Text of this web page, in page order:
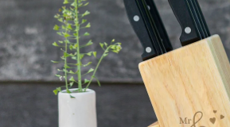
Unsere Geschenke begeistern.
4,8 bei Google Reviews
die wir versenden).
+49 39292 929695